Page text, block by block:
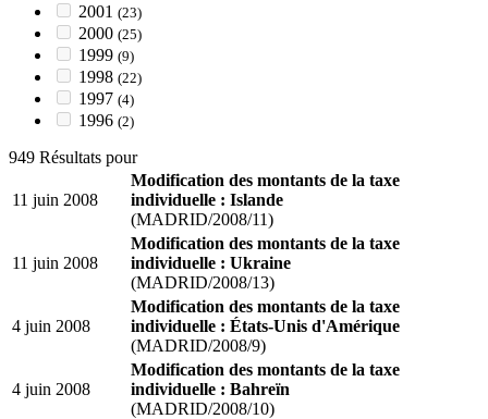
2001 (23)
2000 (25)
1999 (9)
1998 (22)
1997 (4)
1996 (2)
949 Résultats pour
11 juin 2008
Modification des montants de la taxe
individuelle : Islande
(MADRID/2008/11)
11 juin 2008
Modification des montants de la taxe
individuelle : Ukraine
(MADRID/2008/13)
4 juin 2008
Modification des montants de la taxe
individuelle : États-Unis d'Amérique
(MADRID/2008/9)
4 juin 2008
Modification des montants de la taxe
individuelle : Bahreïn
(MADRID/2008/10)